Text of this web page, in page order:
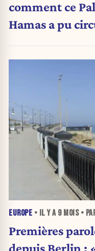
comment ce
Hamas a pu
EUROPE • IL Y A 9 MOIS•
Premières